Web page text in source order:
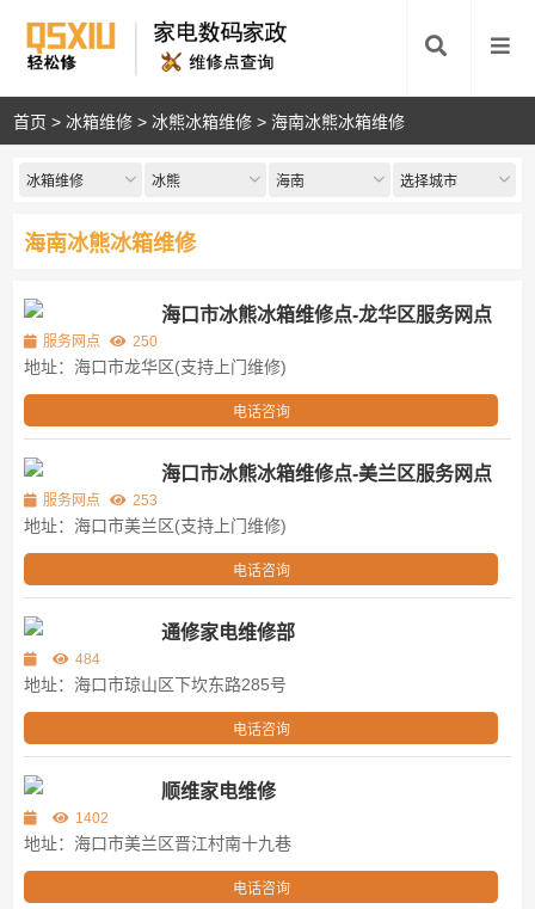
首页 >冰箱维修 >冰熊冰箱维修 > 海南冰熊冰箱维修
冰箱维修 冰熊 海南 选择城市
海南冰熊冰箱维修
海口市冰熊冰箱维修点-龙华区服务网点
服务网点 250
地址：海口市龙华区(支持上门维修)
电话咨询
海口市冰熊冰箱维修点-美兰区服务网点
服务网点 253
地址：海口市美兰区(支持上门维修)
电话咨询
通修家电维修部
484
地址：海口市琼山区下坎东路285号
电话咨询
顺维家电维修
1402
地址：海口市美兰区晋江村南十九巷
电话咨询